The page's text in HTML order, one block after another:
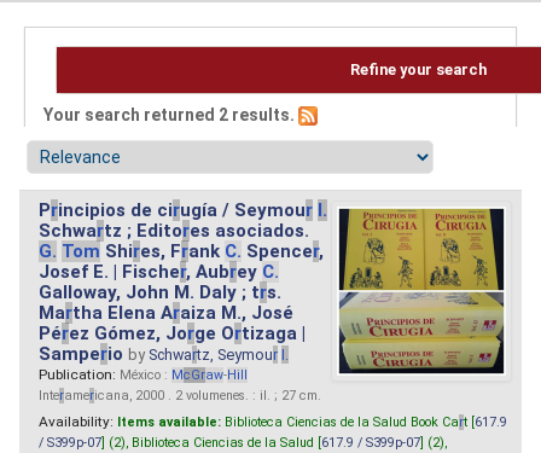
Refine your search
Your search returned 2 results.
Principios de cirugía / Seymour I.
Schwartz ; Editores asociados.
G. Tom Shires, Frank C. Spencer,
Josef E. | Fischer, Aubrey C.
Galloway, John M. Daly ; trs.
Martha Elena Araiza M., José
Pérez Gómez, Jorge Ortizaga |
Samperio by Schwartz, Seymour I.
Publication: México : McGraw-Hill
Interamericana, 2000 . 2 volumenes. : il. ; 27 cm.
Availability: Items available: Biblioteca Ciencias de la Salud Book Cart [ 617.9
/ S399p-07 ] (2), Biblioteca Ciencias de la Salud [ 617.9 / S399p-07 ] (2),